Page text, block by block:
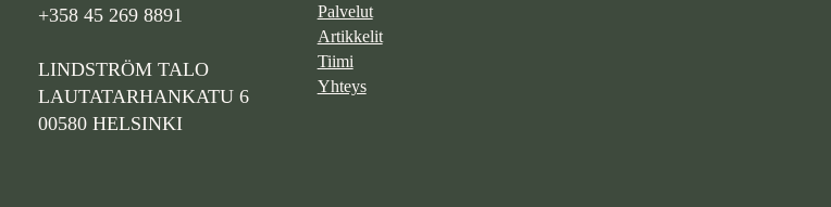
+358 45 269 8891
LINDSTRÖM TALO
LAUTATARHANKATU 6
00580 HELSINKI
Palvelut
Artikkelit
Tiimi
Yhteys